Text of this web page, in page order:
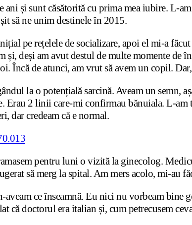
ani și sunt căsătorită cu prima mea iubire. L-
să ne unim destinele în 2015.
pe rețelele de socializare, apoi el mi-a
deși am avut destul de multe momente de
Încă de atunci, am vrut să avem un copil.
la o potențială sarcină. Aveam un semn,
Erau 2 linii care-mi confirmau bănuiala. L-
dar credeam că e normal.
pentru luni o vizită la ginecolog.
să merg la spital. Am mers acolo, mi-
ce înseamnă. Eu nici nu vorbeam bine
că doctorul era italian și, cum petrecusem